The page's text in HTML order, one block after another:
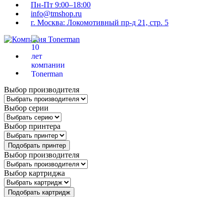
Пн-Пт 9:00–18:00
info@tmshop.ru
г. Москва: Локомотивный пр-д 21, стр. 5
Выбор производителя
Выбор серии
Выбор принтера
Подобрать принтер
Выбор производителя
Выбор картриджа
Подобрать картридж